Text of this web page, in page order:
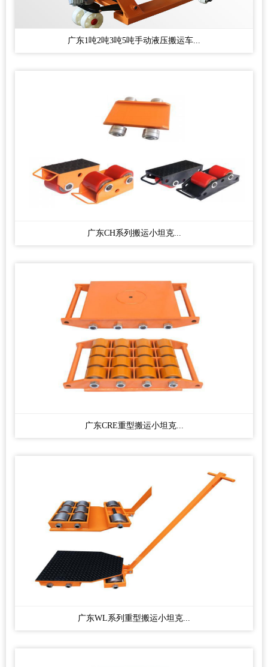
广东1吨2吨3吨5吨手动液压搬运车...
广东CH系列搬运小坦克...
广东CRE重型搬运小坦克...
广东WL系列重型搬运小坦克...